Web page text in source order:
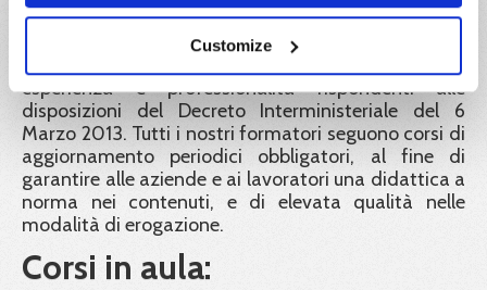
Customize
Formatori:
esperienza e professionalità rispondenti alle
disposizioni del Decreto Interministeriale del 6
Marzo 2013. Tutti i nostri formatori seguono corsi di
aggiornamento periodici obbligatori, al fine di
garantire alle aziende e ai lavoratori una didattica a
norma nei contenuti, e di elevata qualità nelle
modalità di erogazione.
Corsi in aula: